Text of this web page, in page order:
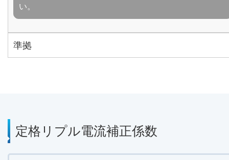
い。
準拠
定格リプル電流補正係数